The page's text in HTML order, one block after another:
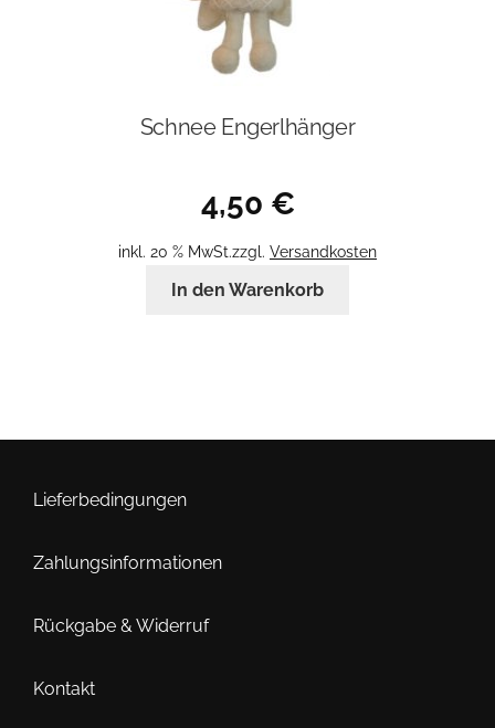
Schnee Engerlhänger
4,50 €
inkl. 20 % MwSt.zzgl. Versandkosten
In den Warenkorb
Lieferbedingungen
Zahlungsinformationen
Rückgabe & Widerruf
Kontakt